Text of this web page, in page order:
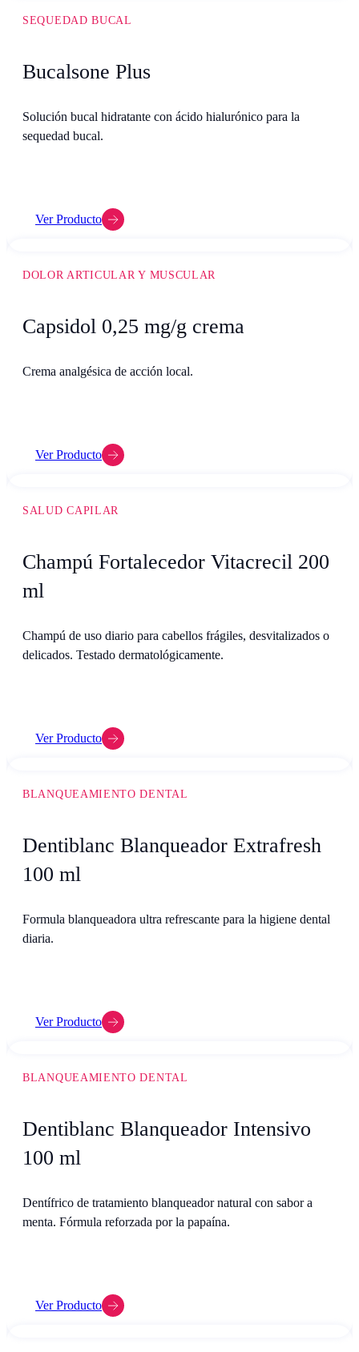
SEQUEDAD BUCAL
Bucalsone Plus
Solución bucal hidratante con ácido hialurónico para la
sequedad bucal.
Ver Producto
DOLOR ARTICULAR Y MUSCULAR
Capsidol 0,25 mg/g crema
Crema analgésica de acción local.
Ver Producto
SALUD CAPILAR
Champú Fortalecedor Vitacrecil 200
ml
Champú de uso diario para cabellos frágiles, desvitalizados o
delicados. Testado dermatológicamente.
Ver Producto
BLANQUEAMIENTO DENTAL
Dentiblanc Blanqueador Extrafresh
100 ml
Formula blanqueadora ultra refrescante para la higiene dental
diaria.
Ver Producto
BLANQUEAMIENTO DENTAL
Dentiblanc Blanqueador Intensivo
100 ml
Dentífrico de tratamiento blanqueador natural con sabor a
menta. Fórmula reforzada por la papaína.
Ver Producto